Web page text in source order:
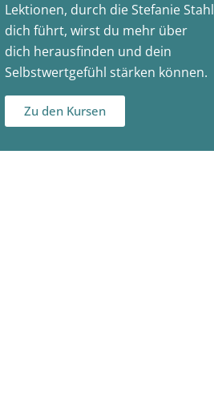
Lektionen, durch die Stefanie Stahl
dich führt, wirst du mehr über
dich herausfinden und dein
Selbstwertgefühl stärken können.
Zu den Kursen